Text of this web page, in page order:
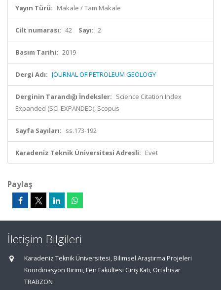
Yayın Türü: Makale / Tam Makale
Cilt numarası: 42 Sayı: 2
Basım Tarihi: 2019
Dergi Adı: JOURNAL OF PETROLEUM GEOLOGY
Derginin Tarandığı İndeksler: Science Citation Index
Expanded (SCI-EXPANDED), Scopus
Sayfa Sayıları: ss.173-192
Karadeniz Teknik Üniversitesi Adresli: Evet
Paylaş
İletişim Bilgileri
Karadeniz Teknik Üniversitesi, Bilimsel Araştırma Projeleri
Koordinasyon Birimi, Fen Fakültesi Giriş Katı, Ortahisar
TRABZON